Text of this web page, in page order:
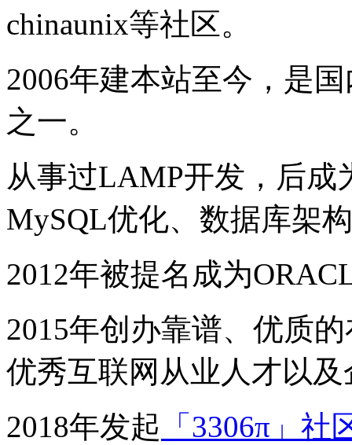
chinaunix等社区。
2006年建本站至今，是
之一。
从事过LAMP开发，后成
MySQL优化、数据库架
2012年被提名成为
2015年创办靠谱、优质
优秀互联网从业人才以
2018年发起 「3306π」社